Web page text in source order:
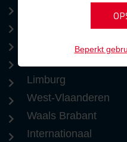
Oost-Vlaanderen
Vlaams Brabant
Limburg
West-Vlaanderen
Waals Brabant
Internationaal
Beperkt